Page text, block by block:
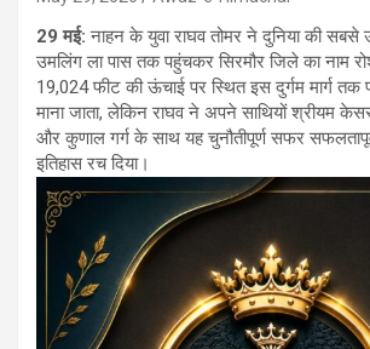
29 मई:नाहन के युवा राघव तोमर ने दुनिया की
उमलिंग ला पास तक पहुंचकर सिरमौर जिले का नाम
19,024 फीट की ऊंचाई पर स्थित इस दुर्गम मार्ग तक
माना जाता, लेकिन राघव ने अपने साथियों श्रीयम
और कुणाल गर्ग के साथ यह चुनौतीपूर्ण सफर
इतिहास रच दिया।